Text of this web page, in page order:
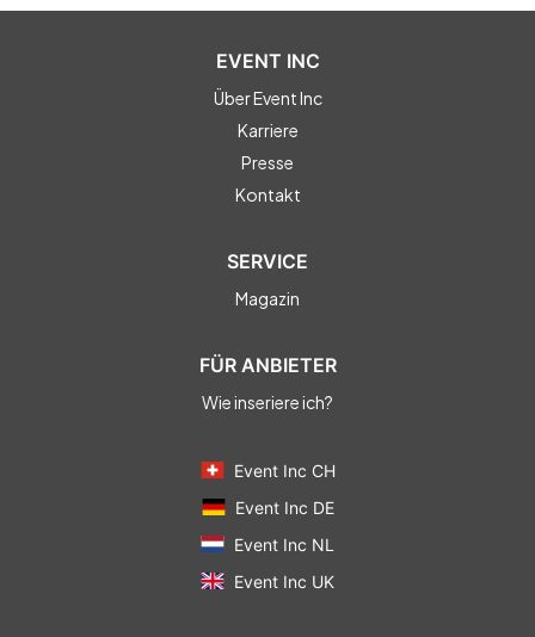
EVENT INC
Über Event Inc
Karriere
Presse
Kontakt
SERVICE
Magazin
FÜR ANBIETER
Wie inseriere ich?
Event Inc CH
Event Inc DE
Event Inc NL
Event Inc UK